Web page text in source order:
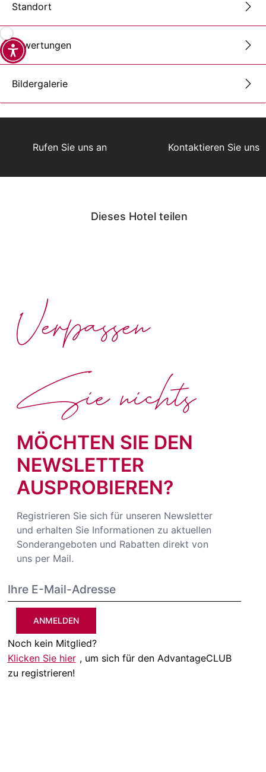
Standort
Bewertungen
Bildergalerie
Rufen Sie uns an Kontaktieren Sie uns
Dieses Hotel teilen
MÖCHTEN SIE DEN
NEWSLETTER
AUSPROBIEREN?
Registrieren Sie sich für unseren Newsletter
und erhalten Sie Informationen zu aktuellen
Sonderangeboten und Rabatten direkt von
uns per Mail.
ANMELDEN
Noch kein Mitglied?
Klicken Sie hier , um sich für den AdvantageCLUB
zu registrieren!
Verpassen
Sie nichts